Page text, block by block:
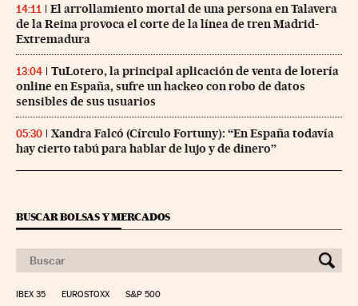
14:11
El arrollamiento mortal de una persona en Talavera
de la Reina provoca el corte de la línea de tren Madrid-
Extremadura
13:04
TuLotero, la principal aplicación de venta de lotería
online en España, sufre un hackeo con robo de datos
sensibles de sus usuarios
05:30
Xandra Falcó (Círculo Fortuny): “En España todavía
hay cierto tabú para hablar de lujo y de dinero”
BUSCAR BOLSAS Y MERCADOS
IBEX 35 EUROSTOXX S&P 500